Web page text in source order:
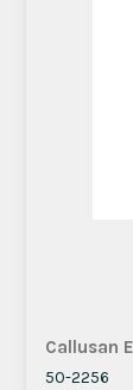
Callusan
50-2256